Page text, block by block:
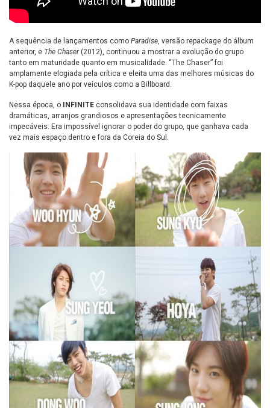
A sequência de lançamentos como Paradise, versão repackage do álbum
anterior, e The Chaser (2012), continuou a mostrar a evolução do grupo
tanto em maturidade quanto em musicalidade. “The Chaser” foi
amplamente elogiada pela crítica e eleita uma das melhores músicas do
K-pop daquele ano por veículos como a Billboard.
Nessa época, o INFINITE consolidava sua identidade com faixas
dramáticas, arranjos grandiosos e apresentações tecnicamente
impecáveis. Era impossível ignorar o poder do grupo, que ganhava cada
vez mais espaço dentro e fora da Coreia do Sul.